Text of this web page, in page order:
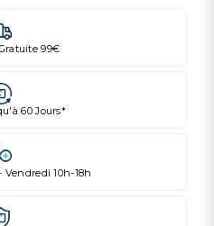
99€
60 Jours*
10h-18h